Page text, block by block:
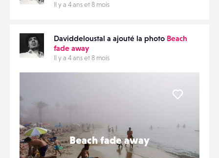
Il y a 4 ans et 8 mois
Daviddeloustal a ajouté la photo Beach
fade away
Il y a 4 ans et 8 mois
Beach fade away